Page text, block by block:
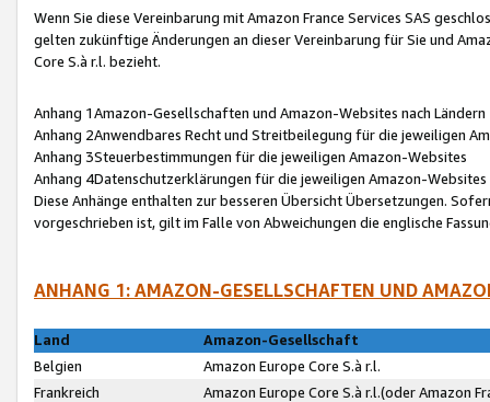
Wenn Sie diese Vereinbarung mit Amazon France Services SAS
gelten zukünftige Änderungen an dieser Vereinbarung für Sie und
Core S.à r.l. bezieht.
Anhang 1Amazon-Gesellschaften und Amazon-Websites nach Ländern
Anhang 2Anwendbares Recht und Streitbeilegung für die jeweiligen
Anhang 3Steuerbestimmungen für die jeweiligen Amazon-Websites
Anhang 4Datenschutzerklärungen für die jeweiligen Amazon-Websites
Diese Anhänge enthalten zur besseren Übersicht Übersetzungen.
vorgeschrieben ist, gilt im Falle von Abweichungen die englische
ANHANG 1: AMAZON-GESELLSCHAFTEN UND
Land
Amazon-Gesellschaft
Belgien
Amazon Europe Core S.à r.l.
Frankreich
Amazon Europe Core S.à r.l.(oder Amazon